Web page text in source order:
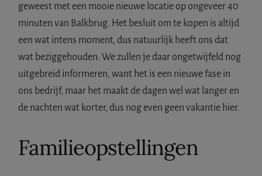
geweest met een mooie nieuwe locatie op ongeveer 40
minuten van Balkbrug. Het besluit om te kopen is altijd
een wat intens moment, dus natuurlijk heeft ons dat
wat beziggehouden. We zullen je daar ongetwijfeld nog
uitgebreid informeren, want het is een nieuwe fase in
ons bedrijf, maar het maakt de dagen wel wat langer en
de nachten wat korter, dus nog even geen vakantie hier.
Familieopstellingen